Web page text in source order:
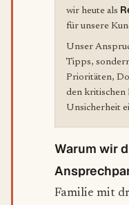
wir heute als
für unsere
Unser
Tipps,
Prioritäten,
den kritischen
Unsicherheit
Warum wir
Familie mit